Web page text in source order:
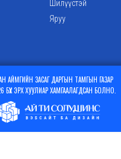
Шилүүстэй
Яруу
АЙМГИЙН ЗАСАГ ДАРГЫН ТАМГЫН ГАЗАР
БҮХ ЭРХ ХУУЛИАР ХАМГААЛАГДСАН БОЛНО.